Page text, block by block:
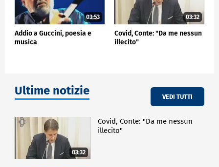
03:53
Addio a Guccini, poesia e
musica
03:32
Covid, Conte: "Da me nessun
illecito"
Ultime notizie VEDI TUTTI
03:32
Covid, Conte: "Da me nessun
illecito"